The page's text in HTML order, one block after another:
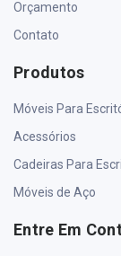
Orçamento
Contato
Produtos
Móveis Para
Acessórios
Cadeiras Para
Móveis de Aço
Entre Em